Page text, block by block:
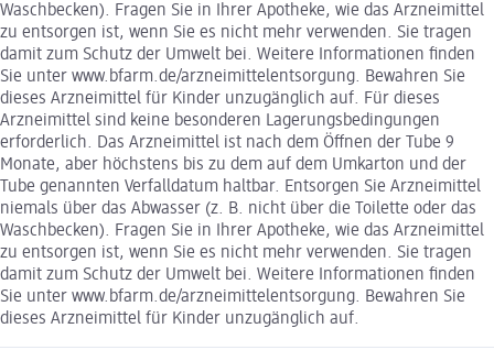
Waschbecken). Fragen Sie in Ihrer Apotheke, wie das Arzneimittel
zu entsorgen ist, wenn Sie es nicht mehr verwenden. Sie tragen
damit zum Schutz der Umwelt bei. Weitere Informationen finden
Sie unter www.bfarm.de/arzneimittelentsorgung. Bewahren Sie
dieses Arzneimittel für Kinder unzugänglich auf. Für dieses
Arzneimittel sind keine besonderen Lagerungsbedingungen
erforderlich. Das Arzneimittel ist nach dem Öffnen der Tube 9
Monate, aber höchstens bis zu dem auf dem Umkarton und der
Tube genannten Verfalldatum haltbar. Entsorgen Sie Arzneimittel
niemals über das Abwasser (z. B. nicht über die Toilette oder das
Waschbecken). Fragen Sie in Ihrer Apotheke, wie das Arzneimittel
zu entsorgen ist, wenn Sie es nicht mehr verwenden. Sie tragen
damit zum Schutz der Umwelt bei. Weitere Informationen finden
Sie unter www.bfarm.de/arzneimittelentsorgung. Bewahren Sie
dieses Arzneimittel für Kinder unzugänglich auf.